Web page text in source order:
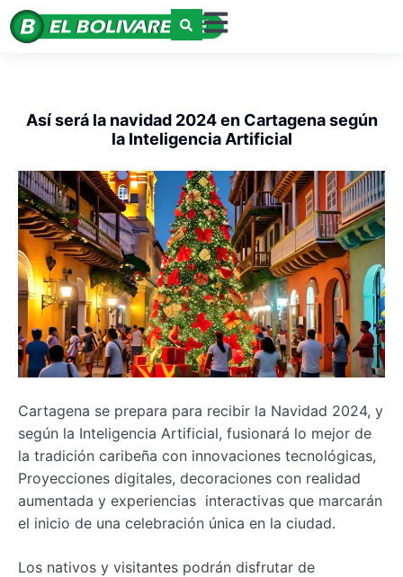
Así será la navidad 2024 en Cartagena según
la Inteligencia Artificial
Cartagena se prepara para recibir la Navidad 2024, y
según la Inteligencia Artificial, fusionará lo mejor de
la tradición caribeña con innovaciones tecnológicas,
Proyecciones digitales, decoraciones con realidad
aumentada y experiencias interactivas que marcarán
el inicio de una celebración única en la ciudad.
Los nativos y visitantes podrán disfrutar de